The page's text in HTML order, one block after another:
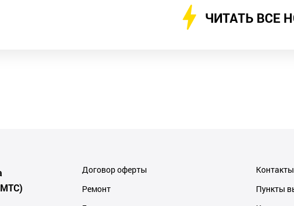
ЧИТАТЬ ВСЕ
Договор оферты
Ремонт
Контакты
Пункты